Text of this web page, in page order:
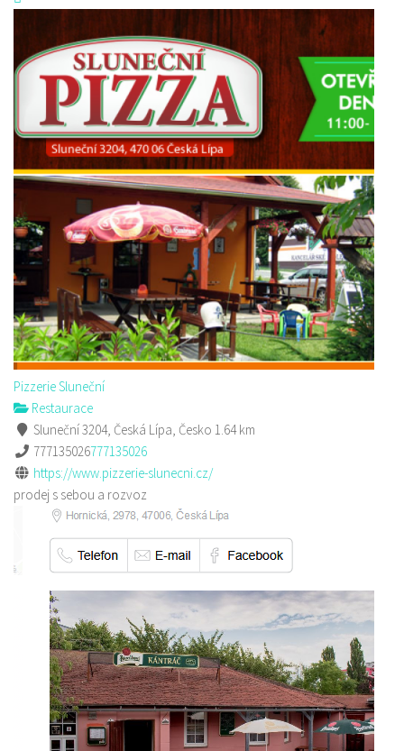
Pizzerie Sluneční
Restaurace
Sluneční 3204, Česká Lípa, Česko 1.64 km
777135026777135026
https://www.pizzerie-slunecni.cz/
prodej s sebou a rozvoz